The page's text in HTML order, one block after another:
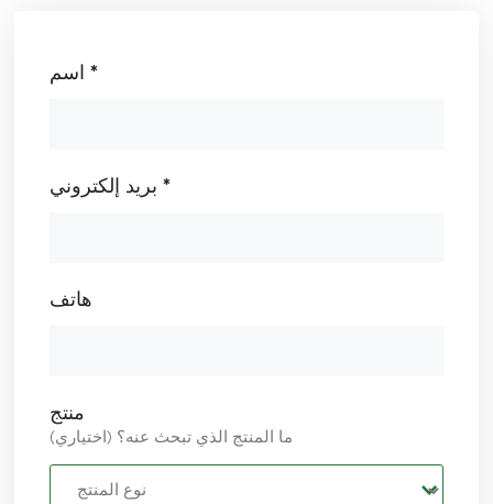
اسم *
بريد إلكتروني *
هاتف
منتج
ما المنتج الذي تبحث عنه؟ (اختياري)